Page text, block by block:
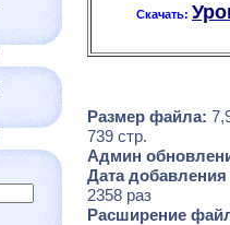
Скачать:
Размер файла:
739 стр.
Админ
Дата
2358 раз
Расширение